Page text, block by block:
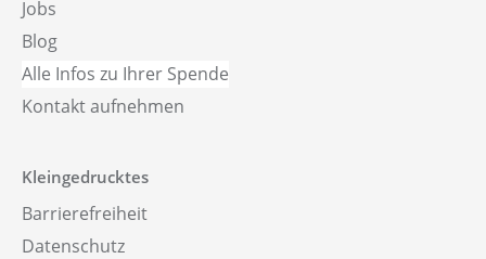
Jobs
Blog
Alle Infos zu Ihrer Spende
Kontakt aufnehmen
Kleingedrucktes
Barrierefreiheit
Datenschutz